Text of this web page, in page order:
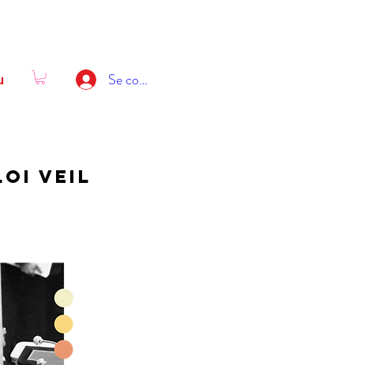
Se connecter
veil